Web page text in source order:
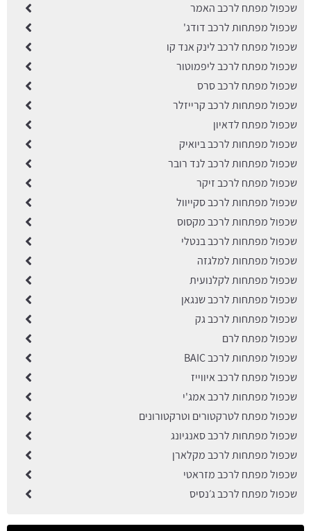
שכפול מפתח לרכב האמר
שכפול מפתחות לרכב דודג'
שכפול מפתח לרכב לינק אנד קו
שכפול מפתח לרכב ליפמוטור
שכפול מפתח לרכב סרס
שכפול מפתחות לרכב קרייזלר
שכפול מפתח לדאיון
שכפול מפתחות לרכב ביואיק
שכפול מפתחות לרכב לנד רובר
שכפול מפתח לרכב זיקר
שכפול מפתחות לרכב סקייוול
שכפול מפתחות לרכב מקסוס
שכפול מפתחות לרכב בנטלי
שכפול מפתחות למלגזה
שכפול מפתחות לקלנועית
שכפול מפתחות לרכב שנגאן
שכפול מפתחות לרכב גק
שכפול מפתח לרם
שכפול מפתחות לרכב BAIC
שכפול מפתח לרכב איווייז
שכפול מפתחות לרכב אמג'י
שכפול מפתח לטרקטורים וטרקטורונים
שכפול מפתחות לרכב סאנגיונג
שכפול מפתחות לרכב מקלארן
שכפול מפתח לרכב מזראטי
שכפול מפתח לרכב ג׳נסיס